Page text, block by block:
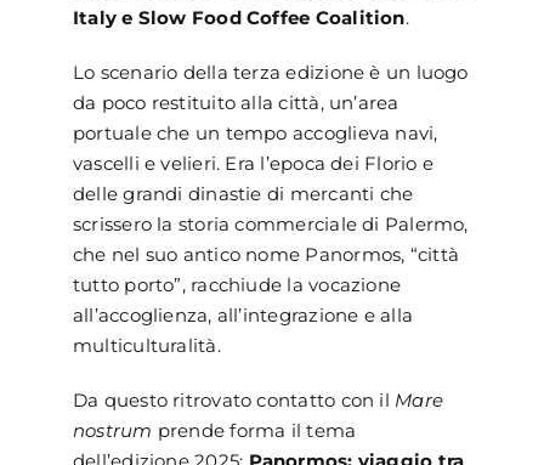
Italy e Slow Food Coffee Coalition.
Lo scenario della terza edizione è un luogo
da poco restituito alla città, un’area
portuale che un tempo accoglieva navi,
vascelli e velieri. Era l’epoca dei Florio e
delle grandi dinastie di mercanti che
scrissero la storia commerciale di Palermo,
che nel suo antico nome Panormos, “città
tutto porto”, racchiude la vocazione
all’accoglienza, all’integrazione e alla
multiculturalità.
Da questo ritrovato contatto con il Mare
nostrum prende forma il tema
dell’edizione 2025: Panormos: viaggio tra